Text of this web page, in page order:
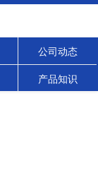
公司动态
产品知识